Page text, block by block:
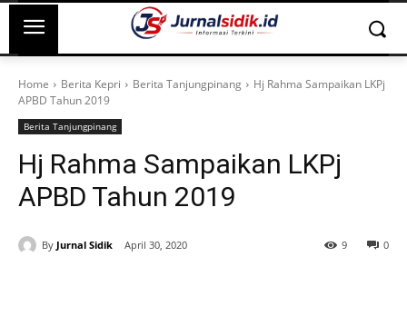
Home Berita Kepri Berita Tanjungpinang
Hj Rahma Sampaikan LKPj
APBD Tahun 2019
Berita Tanjungpinang
Hj Rahma Sampaikan LKPj
APBD Tahun 2019
By Jurnal Sidik April 30, 2020 0
9